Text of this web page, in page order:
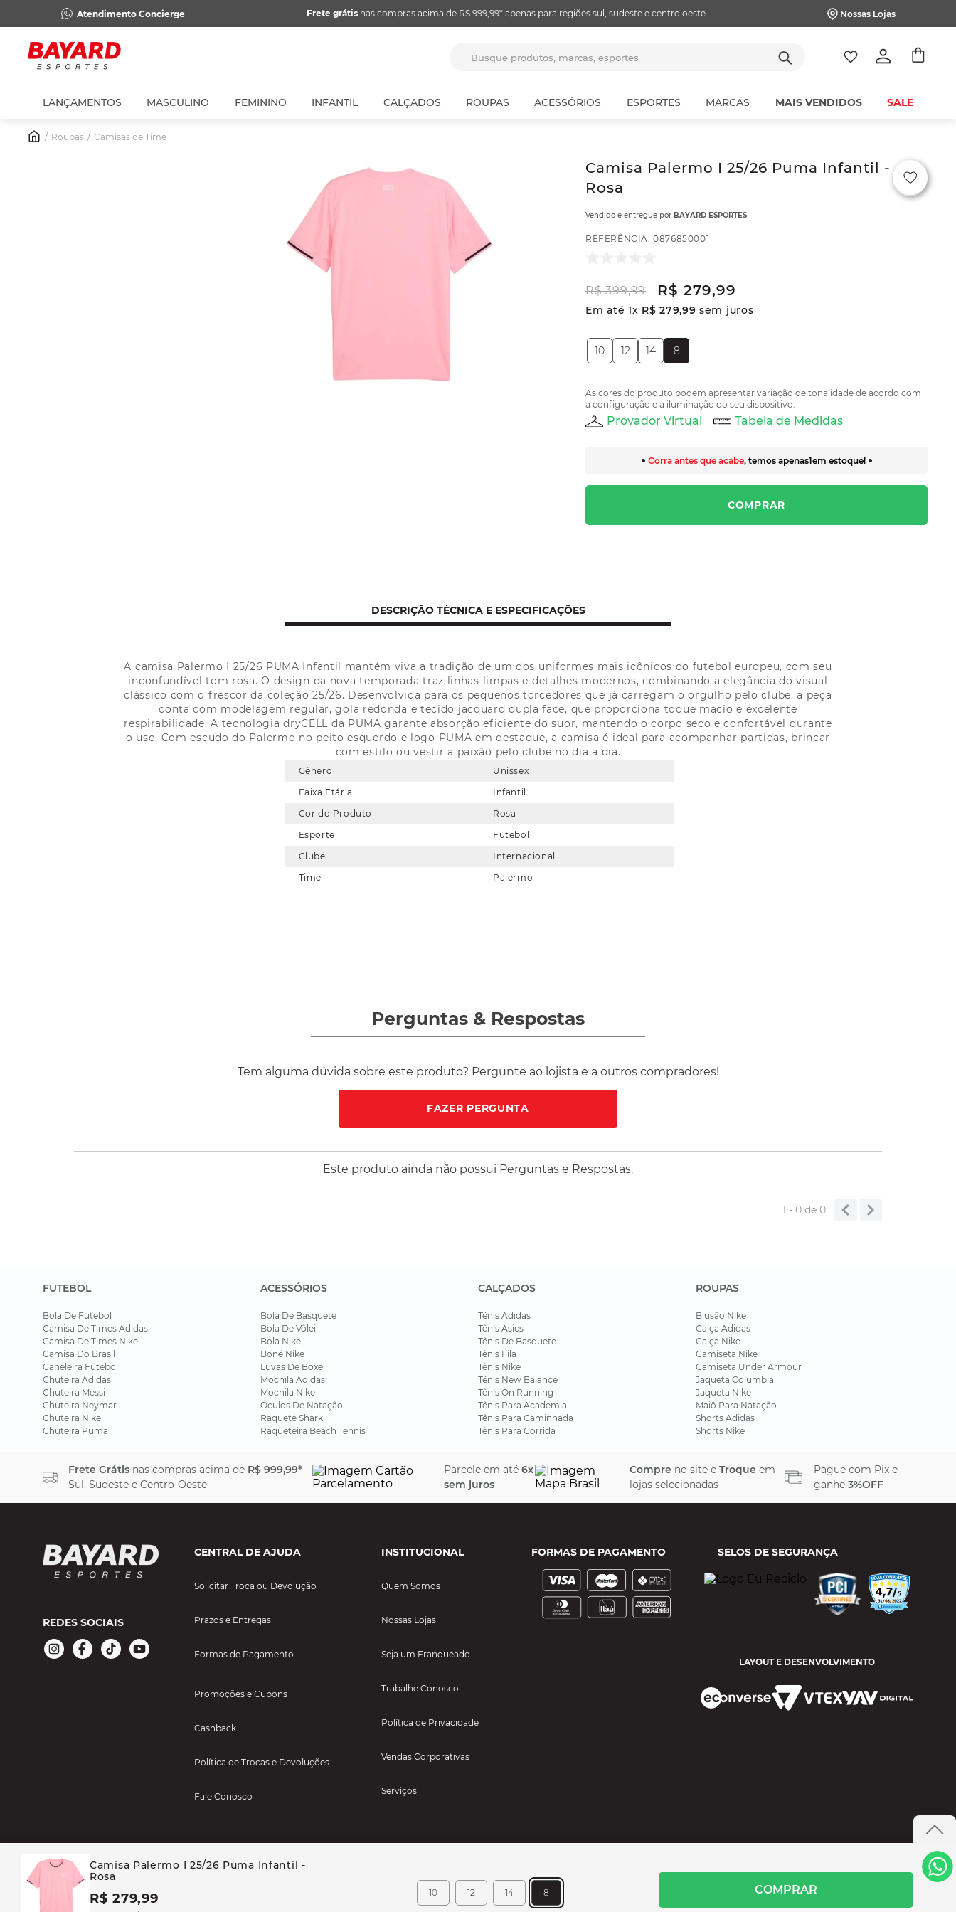
Atendimento Concierge Frete grátisnas compras acima de RS 999,99* apenas para regiões sul, sudeste e centro oeste Nossas Lojas
LANÇAMENTOS MASCULINO FEMININO INFANTIL CALÇADOS ROUPAS ACESSÓRIOS ESPORTES MARCAS MAIS VENDIDOS SALE
Roupas Camisas de Time
Camisa Palermo I 25/26 Puma Infantil -
Rosa
Vendido e entregue por BAYARD ESPORTES
REFERÊNCIA:0876850001
R$ 399,99 R$ 279,99
Em até 1x R$ 279,99 sem juros
10 12 14 8
As cores do produto podem apresentar variação de tonalidade de acordo com
a configuração e a iluminação do seu dispositivo.
Provador Virtual Tabela de Medidas
Corra antes que acabe, temos apenas1em estoque!
COMPRAR
DESCRIÇÃO TÉCNICA E ESPECIFICAÇÕES
A camisa Palermo I 25/26 PUMA Infantil mantém viva a tradição de um dos uniformes mais icônicos do futebol europeu, com seu
inconfundível tom rosa. O design da nova temporada traz linhas limpas e detalhes modernos, combinando a elegância do visual
clássico com o frescor da coleção 25/26. Desenvolvida para os pequenos torcedores que já carregam o orgulho pelo clube, a peça
conta com modelagem regular, gola redonda e tecido jacquard dupla face, que proporciona toque macio e excelente
respirabilidade. A tecnologia dryCELL da PUMA garante absorção eficiente do suor, mantendo o corpo seco e confortável durante
o uso. Com escudo do Palermo no peito esquerdo e logo PUMA em destaque, a camisa é ideal para acompanhar partidas, brincar
com estilo ou vestir a paixão pelo clube no dia a dia.
Gênero
Unissex
Faixa Etária
Infantil
Cor do Produto
Rosa
Esporte
Futebol
Clube
Internacional
Time
Palermo
Perguntas & Respostas
Tem alguma dúvida sobre este produto? Pergunte ao lojista e a outros compradores!
FAZER PERGUNTA
Este produto ainda não possui Perguntas e Respostas.
1 - 0de 0
Camisa Palermo I 25/26 Puma Infantil -
Rosa
R$ 279,99 10 12 14 8 COMPRAR
FUTEBOL
Bola De Futebol
Camisa De Times Adidas
Camisa De Times Nike
Camisa Do Brasil
Caneleira Futebol
Chuteira Adidas
Chuteira Messi
Chuteira Neymar
Chuteira Nike
Chuteira Puma
ACESSÓRIOS
Bola De Basquete
Bola De Vôlei
Bola Nike
Boné Nike
Luvas De Boxe
Mochila Adidas
Mochila Nike
Óculos De Natação
Raquete Shark
Raqueteira Beach Tennis
CALÇADOS
Tênis Adidas
Tênis Asics
Tênis De Basquete
Tênis Fila
Tênis Nike
Tênis New Balance
Tênis On Running
Tênis Para Academia
Tênis Para Caminhada
Tênis Para Corrida
ROUPAS
Blusão Nike
Calça Adidas
Calça Nike
Camiseta Nike
Camiseta Under Armour
Jaqueta Columbia
Jaqueta Nike
Maiô Para Natação
Shorts Adidas
Shorts Nike
Frete Grátisnas compras acima de R$ 999,99*
Sul, Sudeste e Centro-Oeste
Parcele em até6x
sem juros
Compre no site e Troque em
lojas selecionadas
Pague com Pix e
ganhe 3%OFF
REDES SOCIAIS
CENTRAL DE AJUDA
Solicitar Troca ou Devolução
Prazos e Entregas
Formas de Pagamento
Promoções e Cupons
Cashback
Política de Trocas e Devoluções
Fale Conosco
INSTITUCIONAL
Quem Somos
Nossas Lojas
Seja um Franqueado
Trabalhe Conosco
Política de Privacidade
Vendas Corporativas
Serviços
FORMAS DE PAGAMENTO SELOS DE SEGURANÇA
LAYOUT E DESENVOLVIMENTO
BAYARD ESPORTES - TODOS OS DIREITOS RESERVADOS CASA BAYARD ARTIGOS PARA ESPORTES LTDA - RUA TEXAS, 111, SALA 229 - JARDIM RANCHO ALEGRE - SANTANA DE PARANAÍBA/SP CEP 06515 200 CNPJ 60.456.407/0024-